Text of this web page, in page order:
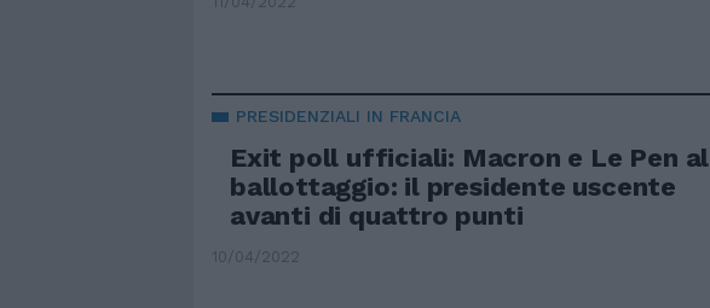
PRESIDENZIALI IN FRANCIA
Exit poll ufficiali: Macron e Le Pen al
ballottaggio: il presidente uscente
avanti di quattro punti
10/04/2022